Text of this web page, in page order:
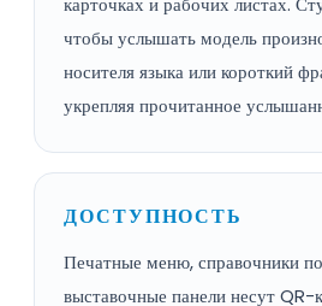
чтобы услышать модель
носителя языка или короткий
укрепляя прочитанное
ДОСТУПНОСТЬ
Печатные меню, справочники
выставочные панели несут QR-